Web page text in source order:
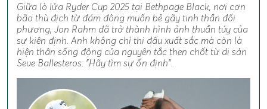
Giữa lò lửa Ryder Cup 2025 tại Bethpage Black, nơi cơn
bão thù địch từ đám đông muốn bẻ gãy tinh thần đối
phương, Jon Rahm đã trở thành hình ảnh thuần túy của
sự kiên định. Anh không chỉ thi đấu xuất sắc mà còn là
hiện thân sống động của nguyên tắc then chốt từ di sản
Seve Ballesteros: "Hãy tìm sự ổn định".